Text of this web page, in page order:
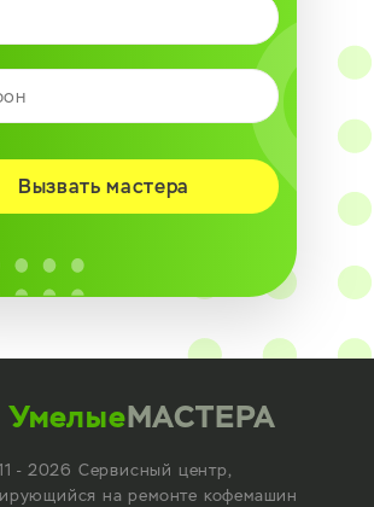
Вызвать мастера
УмелыеМАСТЕРА
- 2026 Сервисный центр,
на ремонте кофемашин